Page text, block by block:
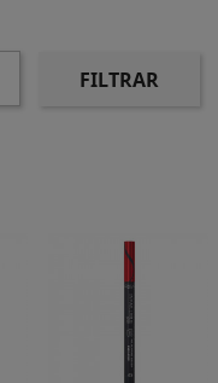
FILTRAR